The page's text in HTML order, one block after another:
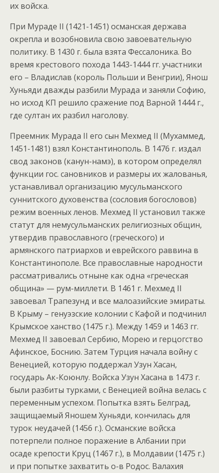
их войска.
При Мураде II (1421-1451) османская держава
окрепла и возобновила свою завоевательную
политику. В 1430 г. была взята Фессалоника. Во
время крестового похода 1443-1444 гг. участники
его – Владислав (король Польши и Венгрии), Янош
Хуньяди дважды разбили Мурада и заняли Софию,
но исход КП решило сражение под Варной 1444 г.,
где султан их разбил наголову.
Преемник Мурада II его сын Мехмед II (Мухаммед,
1451-1481) взял Константинополь. В 1476 г. издал
свод законов (канун-намэ), в котором определял
функции гос. сановников и размеры их жалованья,
устанавливал организацию мусульманского
суннитского духовенства (сословия богословов)
режим военных ленов. Мехмед II установил также
статут для немусульманских религиозных общин,
утвердив православного (греческого) и
армянского патриархов и еврейского раввина в
Константинополе. Все православные народности
рассматривались отныне как одна «греческая
община» — рум-миллети. В 1461 г. Мехмед II
завоевал Трапезунд и все малоазийские эмираты.
В Крыму – генуэзские колонии с Кафой и подчинил
Крымское ханство (1475 г.). Между 1459 и 1463 гг.
Мехмед II завоевал Сербию, Морею и герцогство
Афинское, Боснию. Затем Турция начала войну с
Венецией, которую поддержал Узун Хасан,
государь Ак-Коюнлу. Войска Узун Хасана в 1473 г.
были разбиты турками, с Венецией война велась с
переменным успехом. Попытка взять Белград,
защищаемый Яношем Хуньяди, кончилась для
турок неудачей (1456 г.). Османские войска
потерпели полное поражение в Албании при
осаде крепости Круц (1467 г.), в Молдавии (1475 г.)
и при попытке захватить о-в Родос. Валахия